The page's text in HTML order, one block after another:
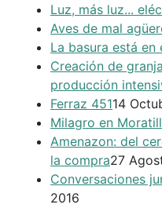
Luz, más luz...
Aves de mal
La basura está en
Creación de
producción
Ferraz 45114
Milagro en
Amenazon: del
la compra27
Conversaciones
2016